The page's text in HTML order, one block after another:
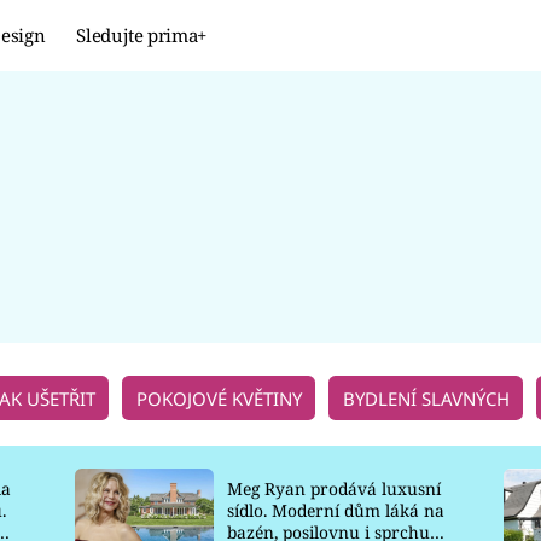
Sledujte prima+
UŠETŘIT POKOJOVÉ KVĚTINY BYDLENÍ SLAVNÝCH
Meg Ryan prodává luxusní
sídlo. Moderní dům láká na
bazén, posilovnu i sprchu